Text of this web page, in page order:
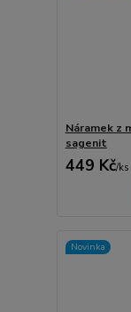
Náramek z
sagenit
449 Kč/ks
Novinka